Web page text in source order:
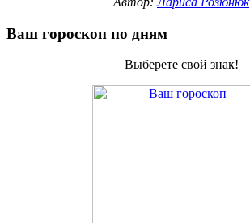
Ваш гороскоп по дням
Выберете свой знак!